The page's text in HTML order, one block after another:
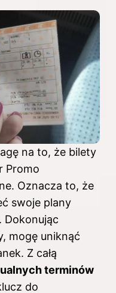
na to, że bilety
Promo
Oznacza to, że
swoje plany
Dokonując
mogę uniknąć
Z całą
terminów
do